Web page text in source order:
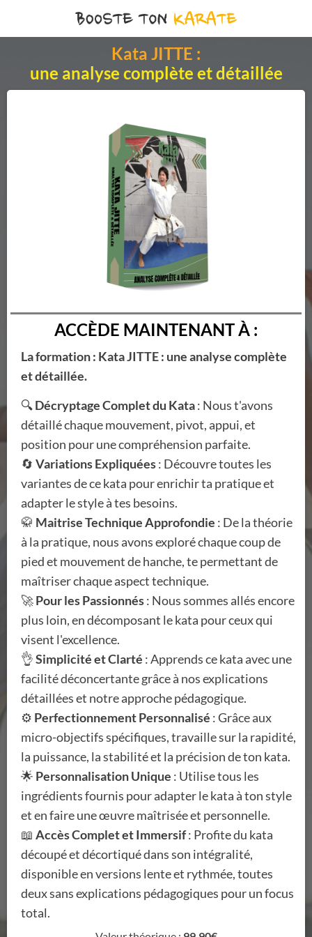
Kata JITTE :
une analyse complète et détaillée
ACCÈDE MAINTENANT À :
La formation : Kata JITTE : une analyse complète
et détaillée.
🔍Décryptage Complet du Kata: Nous t'avons
détaillé chaque mouvement, pivot, appui, et
position pour une compréhension parfaite.
🔄 Variations Expliquées: Découvre toutes les
variantes de ce kata pour enrichir ta pratique et
adapter le style à tes besoins.
🥋 Maitrise Technique Approfondie : De la théorie
à la pratique, nous avons exploré chaque coup de
pied et mouvement de hanche, te permettant de
maîtriser chaque aspect technique.
🚀Pour les Passionnés: Nous sommes allés encore
plus loin, en décomposant le kata pour ceux qui
visent l'excellence.
👌Simplicité et Clarté : Apprends ce kata avec une
facilité déconcertante grâce à nos explications
détaillées et notre approche pédagogique.
⚙️ Perfectionnement Personnalisé : Grâce aux
micro-objectifs spécifiques, travaille sur la rapidité,
la puissance, la stabilité et la précision de ton kata.
🌟 Personnalisation Unique : Utilise tous les
ingrédients fournis pour adapter le kata à ton style
et en faire une œuvre maîtrisée et personnelle.
📖 Accès Complet et Immersif: Profite du kata
découpé et décortiqué dans son intégralité,
disponible en versions lente et rythmée, toutes
deux sans explications pédagogiques pour un focus
total.